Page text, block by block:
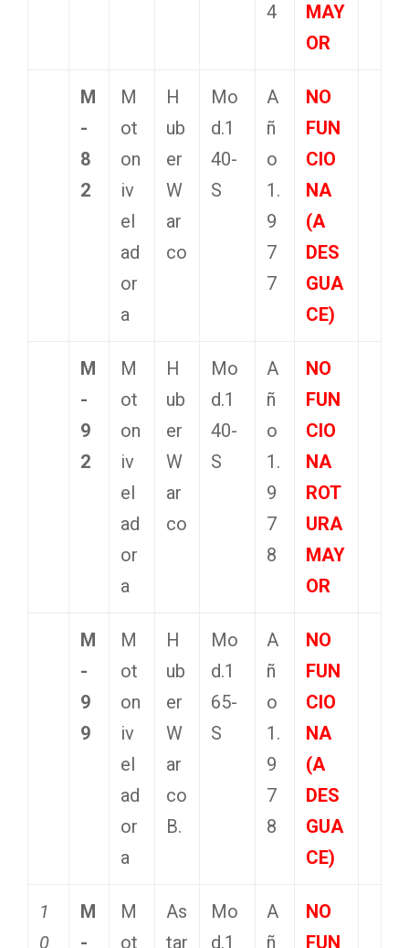
4
MAY
OR
M
-
8
2
M
ot
on
iv
el
ad
or
a
H
ub
er
W
ar
co
Mo
d.1
40-
S
A
ñ
o
1.
9
7
7
NO
FUN
CIO
NA
(A
DES
GUA
CE)
M
-
9
2
M
ot
on
iv
el
ad
or
a
H
ub
er
W
ar
co
Mo
d.1
40-
S
A
ñ
o
1.
9
7
8
NO
FUN
CIO
NA
ROT
URA
MAY
OR
M
-
9
9
M
ot
on
iv
el
ad
or
a
H
ub
er
W
ar
co
B.
Mo
d.1
65-
S
A
ñ
o
1.
9
7
8
NO
FUN
CIO
NA
(A
DES
GUA
CE)
1
0
M
-
M
ot
As
tar
Mo
d.1
A
ñ
NO
FUN